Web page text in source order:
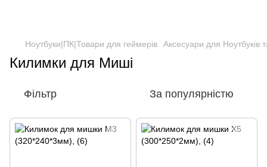
Ноутбуки|ПК|Товари для геймерів Аксесуари для Ноутбуків
Килимки для Миші
Фільтр За популярністю